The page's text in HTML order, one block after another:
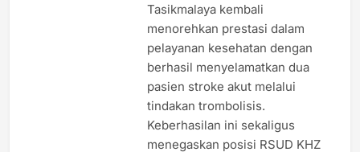
Tasikmalaya kembali
menorehkan prestasi dalam
pelayanan kesehatan dengan
berhasil menyelamatkan dua
pasien stroke akut melalui
tindakan trombolisis.
Keberhasilan ini sekaligus
menegaskan posisi RSUD KHZ